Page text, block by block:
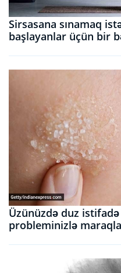
Sirsasana sınamaq
başlayanlar üçün bir
Üzünüzdə duz
probleminizlə